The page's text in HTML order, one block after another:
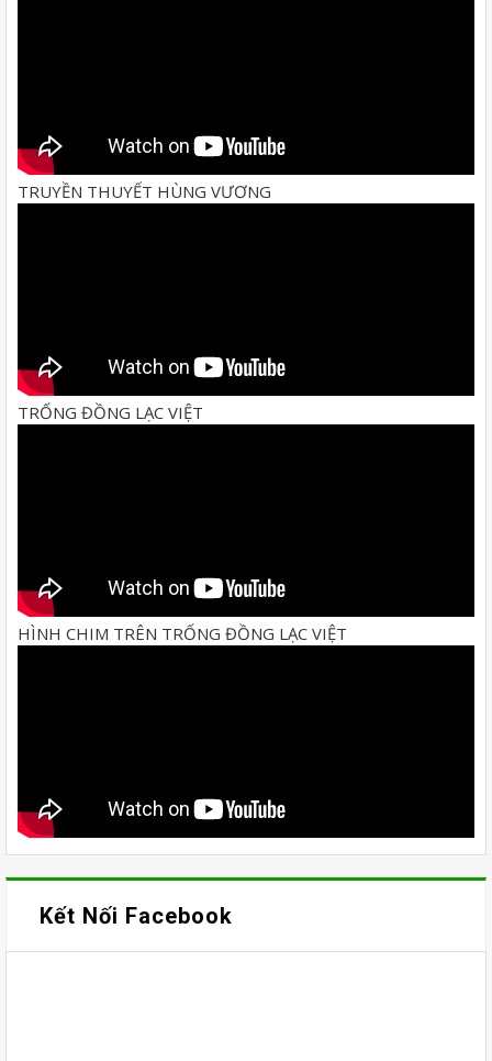
TRUYỀN THUYẾT HÙNG VƯƠNG
TRỐNG ĐỒNG LẠC VIỆT
HÌNH CHIM TRÊN TRỐNG ĐỒNG LẠC VIỆT
Kết Nối Facebook